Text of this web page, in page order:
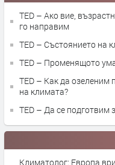
TED – Ако вие,
го направим
TED – Състоянието на
TED – Променящото
TED – Как да озеленим
на климата?
TED – Да се подготвим
Климатолог: Европа